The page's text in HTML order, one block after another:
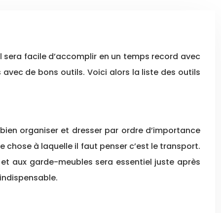
de bons outils. Voici alors la liste des outils
organiser et dresser par ordre d’importance
à laquelle il faut penser c’est le transport.
aux garde-meubles sera essentiel juste après